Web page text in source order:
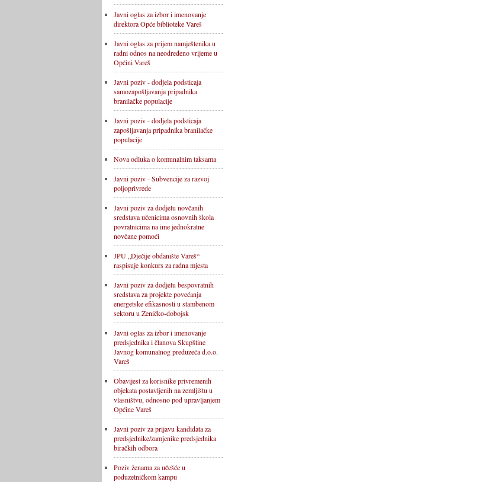
Javni oglas za izbor i imenovanje
direktora Opće biblioteke Vareš
Javni oglas za prijem namještenika u
radni odnos na neodređeno vrijeme u
Općini Vareš
Javni poziv - dodjela podsticaja
samozapošljavanja pripadnika
branilačke populacije
Javni poziv - dodjela podsticaja
zapošljavanja pripadnika branilačke
populacije
Nova odluka o komunalnim taksama
Javni poziv - Subvencije za razvoj
poljoprivrede
Javni poziv za dodjelu novčanih
sredstava učenicima osnovnih škola
povratnicima na ime jednokratne
novčane pomoći
JPU „Dječije obdanište Vareš“
raspisuje konkurs za radna mjesta
Javni poziv za dodjelu bespovratnih
sredstava za projekte povećanja
energetske efikasnosti u stambenom
sektoru u Zeničko-dobojsk
Javni oglas za izbor i imenovanje
predsjednika i članova Skupštine
Javnog komunalnog preduzeća d.o.o.
Vareš
Obavijest za korisnike privremenih
objekata postavljenih na zemljištu u
vlasništvu, odnosno pod upravljanjem
Općine Vareš
Javni poziv za prijavu kandidata za
predsjednike/zamjenike predsjednika
biračkih odbora
Poziv ženama za učešće u
poduzetničkom kampu